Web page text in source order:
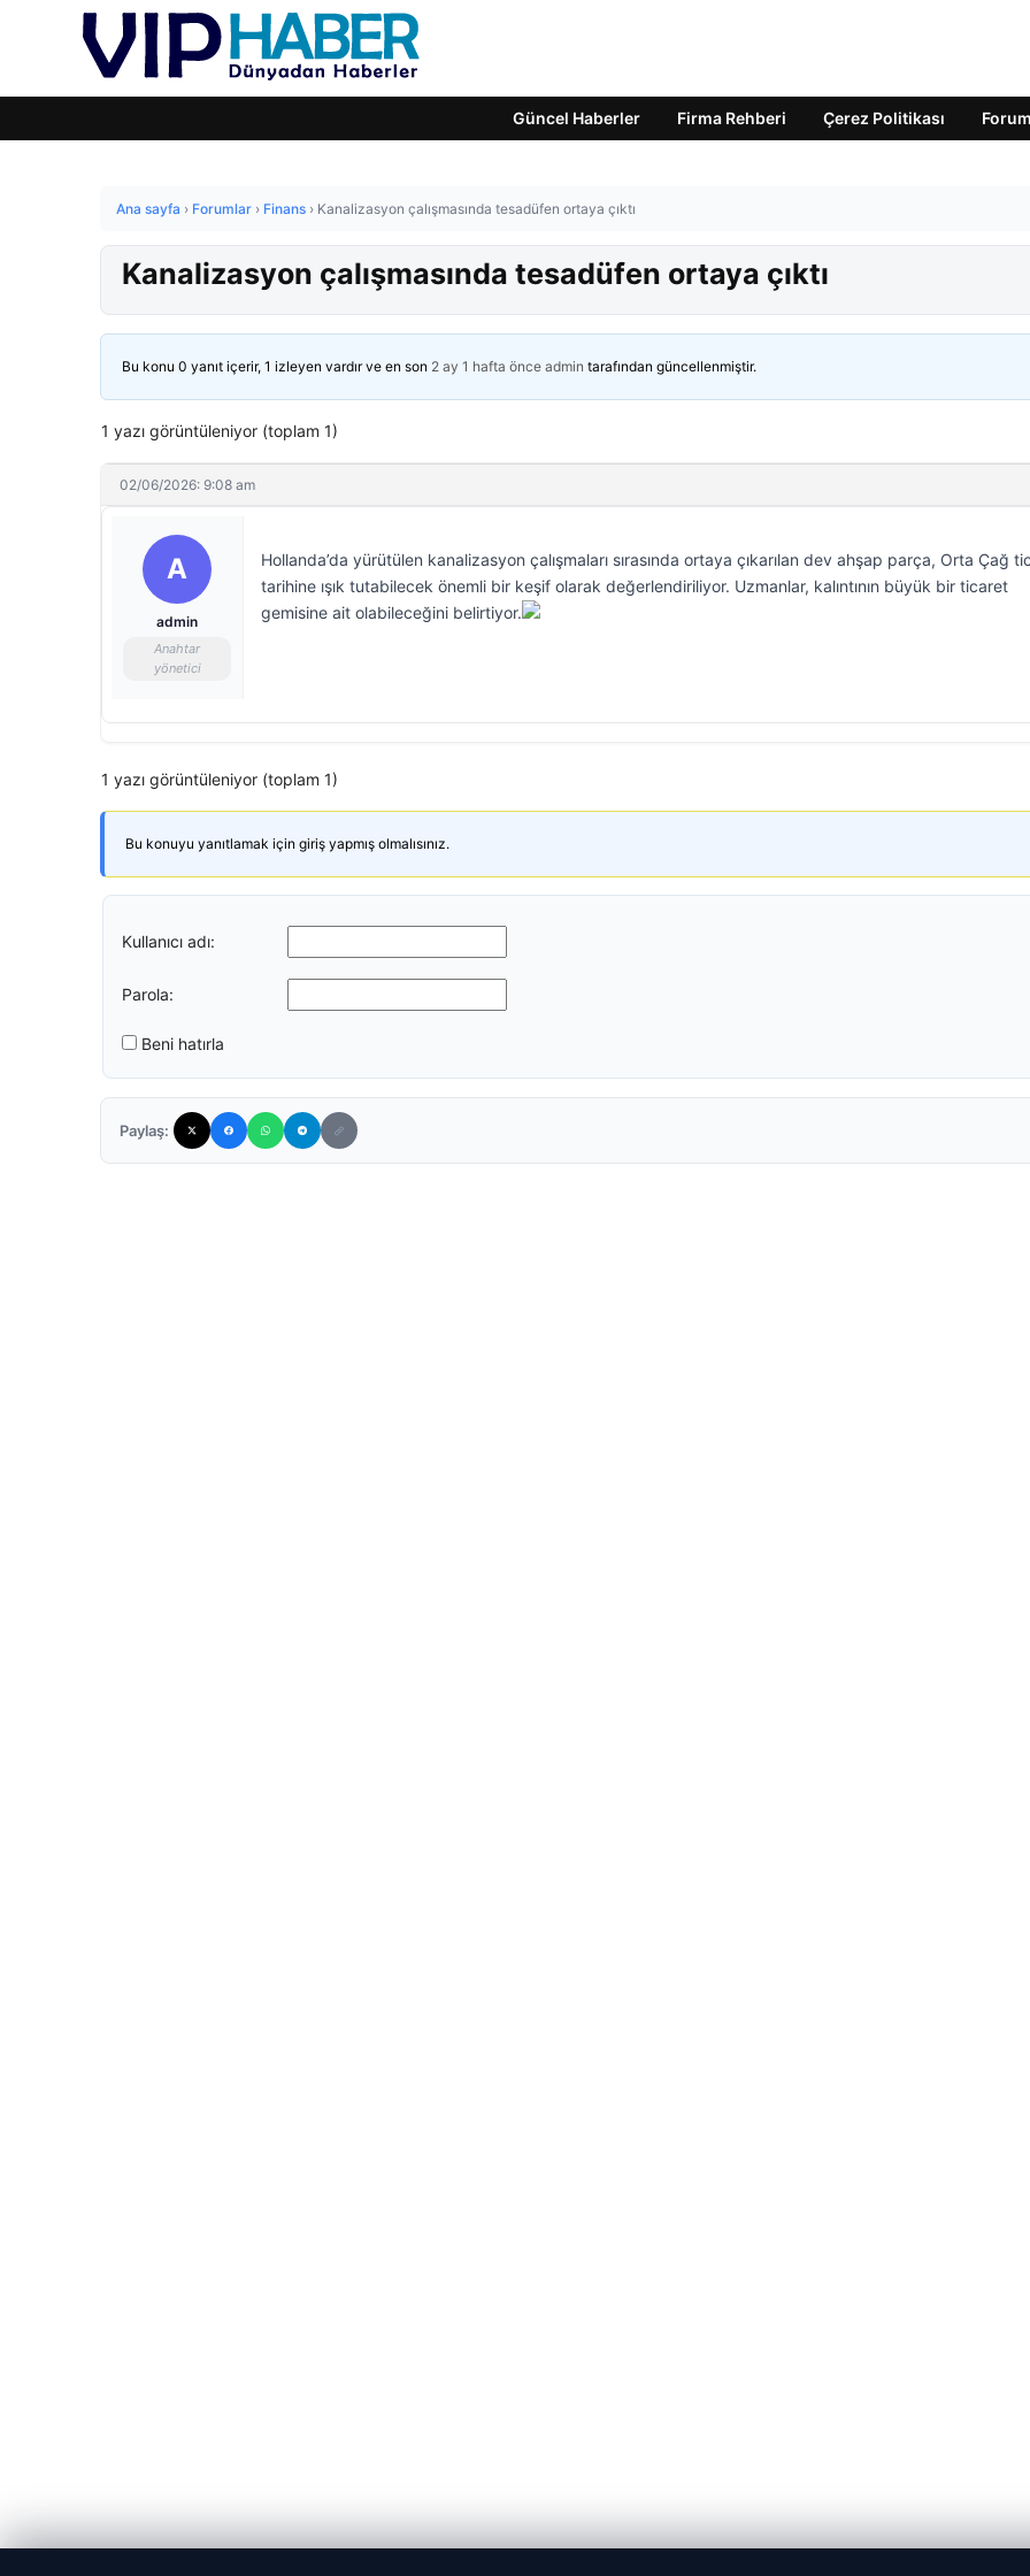
Güncel Haberler Firma Rehberi Çerez Politikası Forum
Ana sayfa › Forumlar › Finans › Kanalizasyon çalışmasında tesadüfen ortaya çıktı
Kanalizasyon çalışmasında tesadüfen ortaya çıktı
Bu konu 0 yanıt içerir, 1 izleyen vardır ve en son 2 ay 1 hafta önce admin tarafından güncellenmiştir.
1 yazı görüntüleniyor (toplam 1)
02/06/2026: 9:08 am
A
admin
Anahtar
yönetici
Hollanda’da yürütülen kanalizasyon çalışmaları sırasında ortaya çıkarılan dev ahşap parça, Orta Çağ
tarihine ışık tutabilecek önemli bir keşif olarak değerlendiriliyor. Uzmanlar, kalıntının büyük bir ticaret
gemisine ait olabileceğini belirtiyor.
1 yazı görüntüleniyor (toplam 1)
Bu konuyu yanıtlamak için giriş yapmış olmalısınız.
Kullanıcı adı:
Parola:
Beni hatırla
Paylaş: